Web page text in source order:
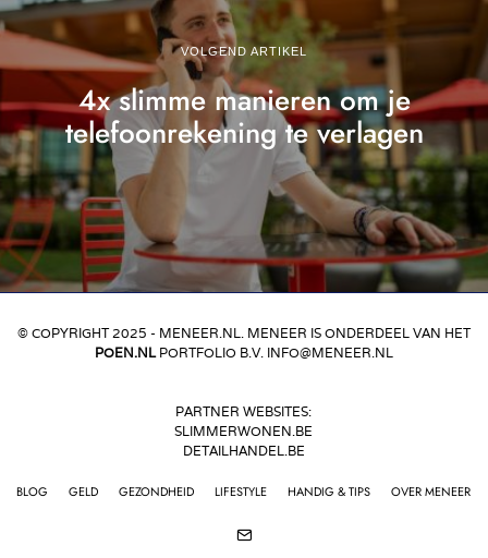
VOLGEND ARTIKEL
4x slimme manieren om je
telefoonrekening te verlagen
© COPYRIGHT 2025 - MENEER.NL. MENEER IS ONDERDEEL VAN HET
POEN.NLPORTFOLIO B.V. INFO@MENEER.NL
PARTNER WEBSITES:
SLIMMERWONEN.BE
DETAILHANDEL.BE
BLOG GELD GEZONDHEID LIFESTYLE HANDIG & TIPS OVER MENEER